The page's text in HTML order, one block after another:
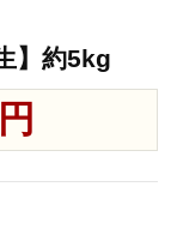
】約5kg